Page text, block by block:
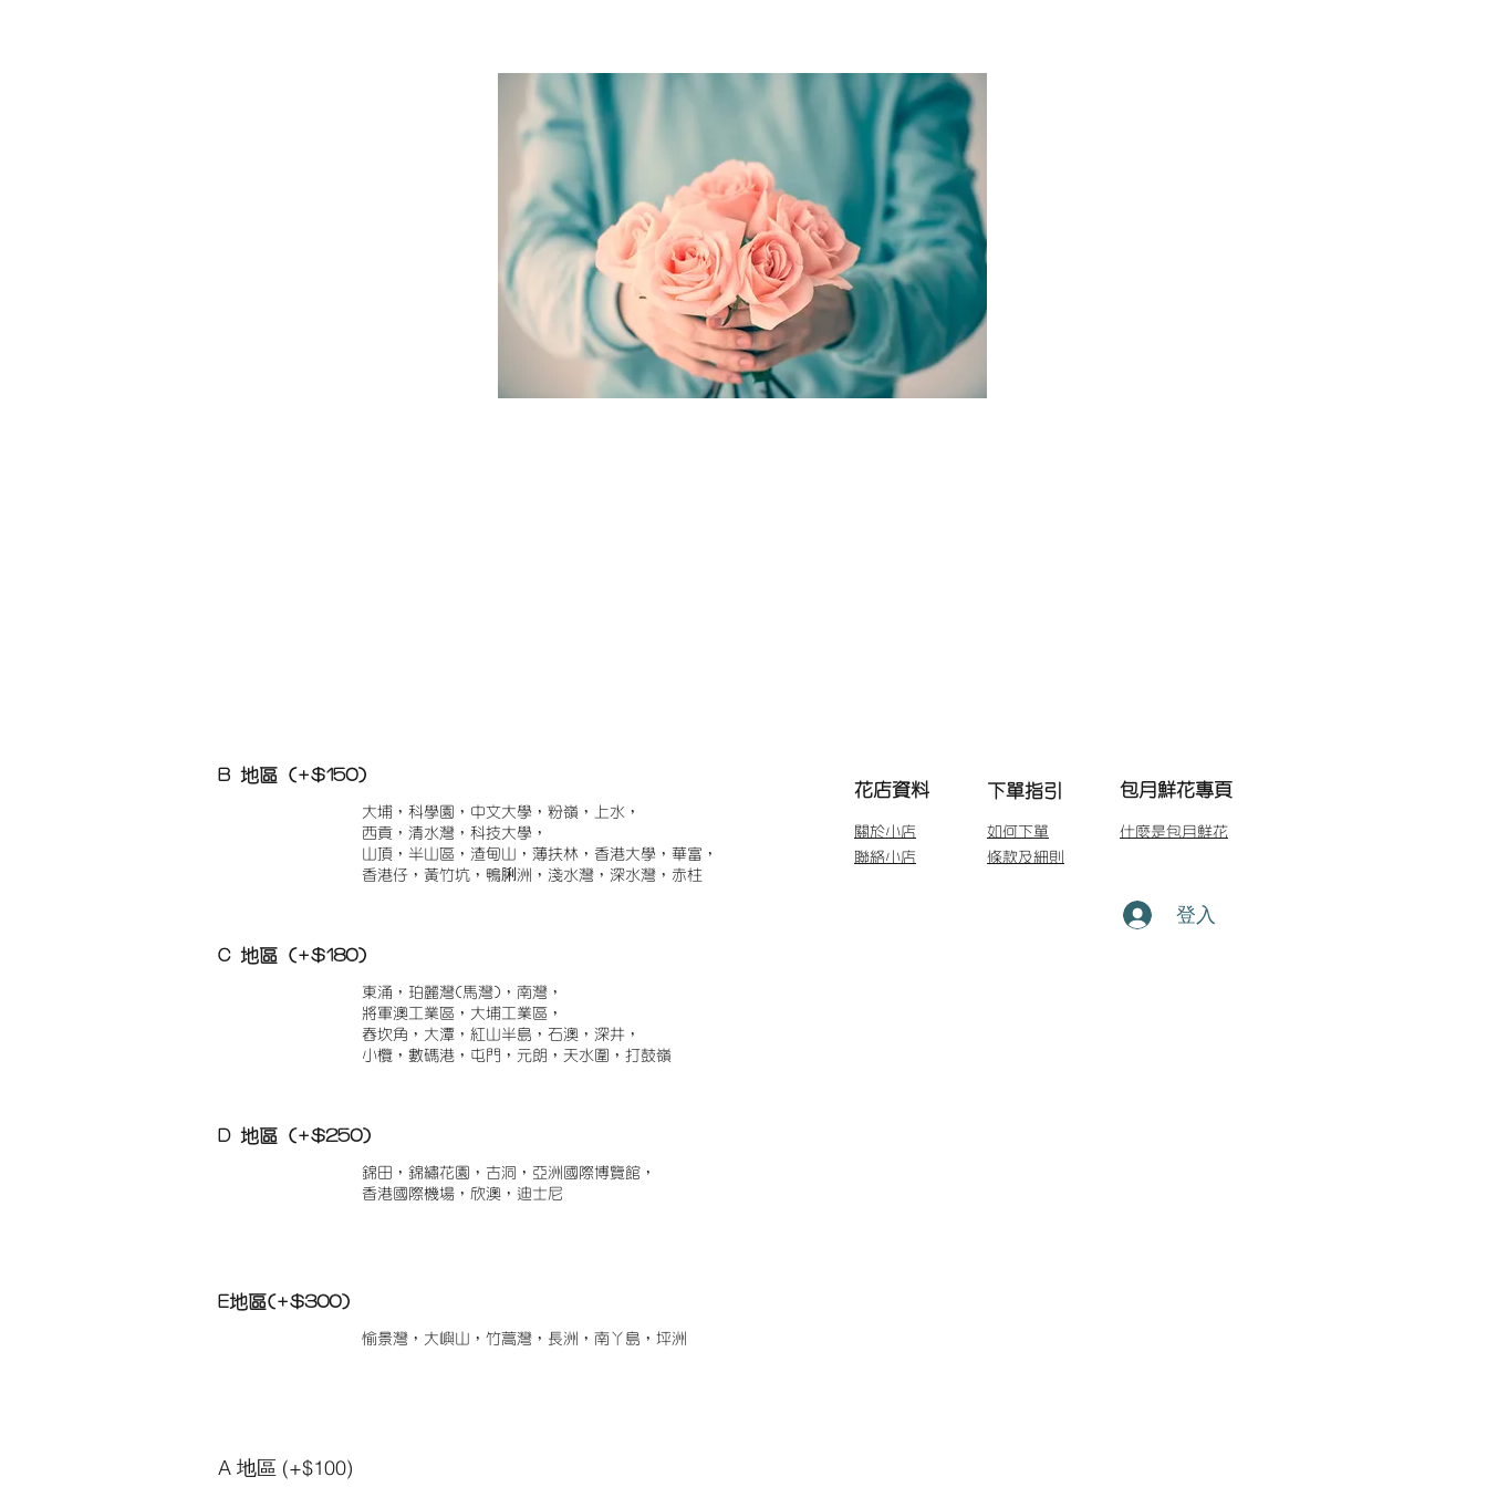
B 地區 (+$150)
大埔，科學園，中文大學，粉嶺，上水，
西貢，清水灣，科技大學，
山頂，半山區，渣甸山，薄扶林，香港大學，華富，
香港仔，黃竹坑，鴨脷洲，淺水灣，深水灣，赤柱
C 地區 (+$180)
東涌，珀麗灣(馬灣)，南灣，
將軍澳工業區，大埔工業區，
舂坎角，大潭，紅山半島，石澳，深井，
小欖，數碼港，屯門，元朗，天水圍，打鼓嶺
D 地區 (+$250)
錦田，錦繡花園，古洞，亞洲國際博覽館，
香港國際機場，欣澳，迪士尼
E地區(+$300)
愉景灣，大嶼山，竹蒿灣，長洲，南丫島，坪洲
A 地區 (+$100)
​花店資料 下單指引 包月鮮花專頁
關於小店
聯絡小店
如何下單
條款及細則
什麼是包月鮮花
登入